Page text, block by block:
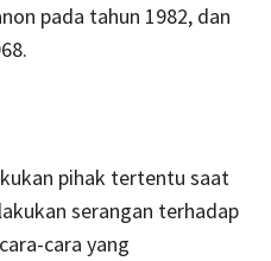
pada tahun 1982, dan
pihak tertentu saat
serangan terhadap
cara yang